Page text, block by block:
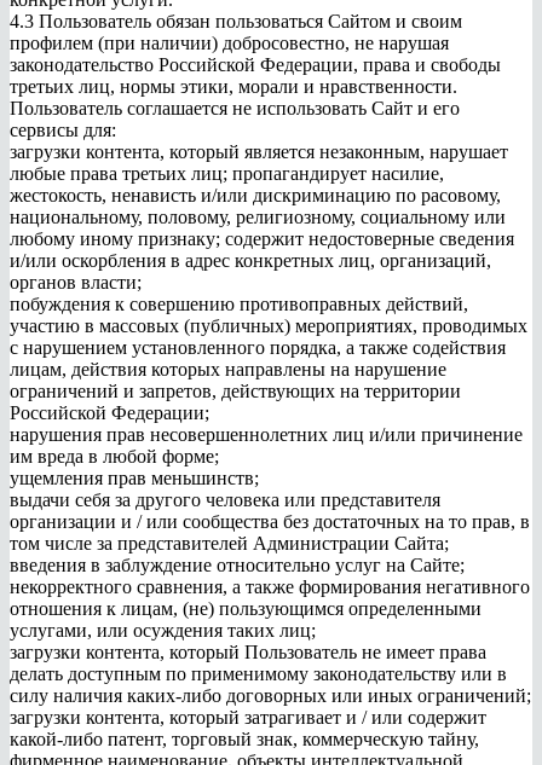
4.3 Пользователь обязан пользоваться Сайтом и своим
профилем (при наличии) добросовестно, не нарушая
законодательство Российской Федерации, права и свободы
третьих лиц, нормы этики, морали и нравственности.
Пользователь соглашается не использовать Сайт и его
сервисы для:
загрузки контента, который является незаконным, нарушает
любые права третьих лиц; пропагандирует насилие,
жестокость, ненависть и/или дискриминацию по расовому,
национальному, половому, религиозному, социальному или
любому иному признаку; содержит недостоверные сведения
и/или оскорбления в адрес конкретных лиц, организаций,
органов власти;
побуждения к совершению противоправных действий,
участию в массовых (публичных) мероприятиях, проводимых
с нарушением установленного порядка, а также содействия
лицам, действия которых направлены на нарушение
ограничений и запретов, действующих на территории
Российской Федерации;
нарушения прав несовершеннолетних лиц и/или причинение
им вреда в любой форме;
ущемления прав меньшинств;
выдачи себя за другого человека или представителя
организации и / или сообщества без достаточных на то прав, в
том числе за представителей Администрации Сайта;
введения в заблуждение относительно услуг на Сайте;
некорректного сравнения, а также формирования негативного
отношения к лицам, (не) пользующимся определенными
услугами, или осуждения таких лиц;
загрузки контента, который Пользователь не имеет права
делать доступным по применимому законодательству или в
силу наличия каких-либо договорных или иных ограничений;
загрузки контента, который затрагивает и / или содержит
какой-либо патент, торговый знак, коммерческую тайну,
фирменное наименование, объекты интеллектуальной